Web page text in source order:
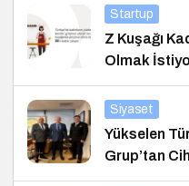
Startup
Z Kuşağı
Olmak
Siyaset
Yükselen
Grup’tan